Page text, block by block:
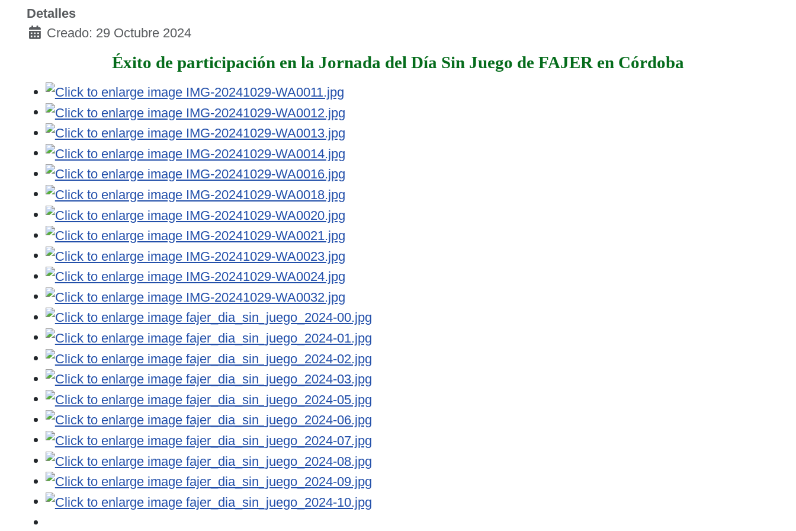
Detalles
Creado: 29 Octubre 2024
Éxito de participación en la Jornada del Día Sin Juego de FAJER en Córdoba